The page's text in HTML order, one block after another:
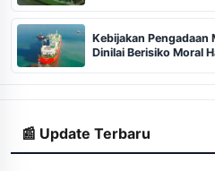
Kebijakan Pengadaan
Dinilai Berisiko Moral
📰 Update Terbaru